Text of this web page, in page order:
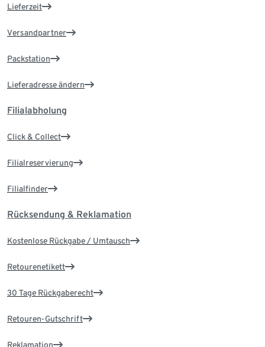
Lieferzeit
Versandpartner
Packstation
Lieferadresse ändern
Filialabholung
Click & Collect
Filialreservierung
Filialfinder
Rücksendung & Reklamation
Kostenlose Rückgabe / Umtausch
Retourenetikett
30 Tage Rückgaberecht
Retouren-Gutschrift
Reklamation